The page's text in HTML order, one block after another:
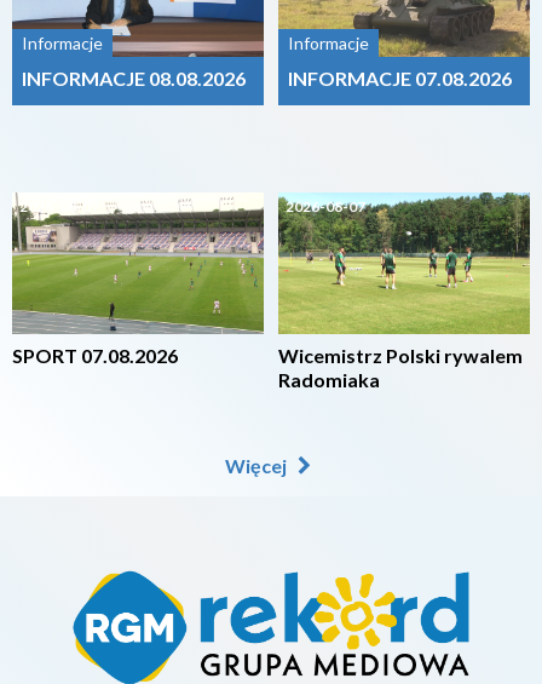
Informacje
INFORMACJE 08.08.2026
2026-08-07
SPORT 07.08.2026
Informacje
INFORMACJE 07.08.2026
2026-08-07
Wicemistrz Polski rywalem
Radomiaka
Więcej